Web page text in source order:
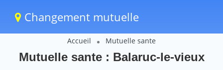
Changement mutuelle
Accueil Mutuelle sante
Mutuelle sante : Balaruc-le-vieux